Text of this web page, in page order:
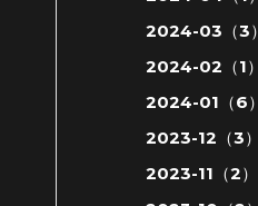
2024-03（3）
2024-02（1）
2024-01（6）
2023-12（3）
2023-11（2）